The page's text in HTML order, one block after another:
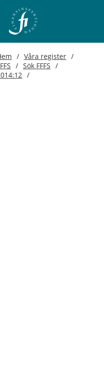
Våra register
Sök FFFS